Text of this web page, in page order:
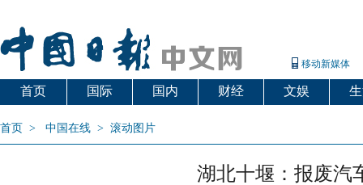
移动新媒体
首页 国际 国内 财经 文娱
首页 > 中国在线 > 滚动图片
湖北十堰：报废汽